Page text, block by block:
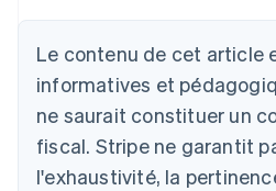
Le contenu de cet article
informatives et
ne saurait constituer un
fiscal. Stripe ne garantit
l'exhaustivité, la
DeutschEnglish
English
Autriche
Deutsch English
Belgique
NederlandsFrançaisDeutsch